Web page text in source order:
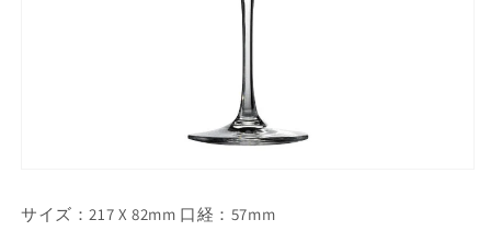
サイズ：217 X 82mm 口経：57mm